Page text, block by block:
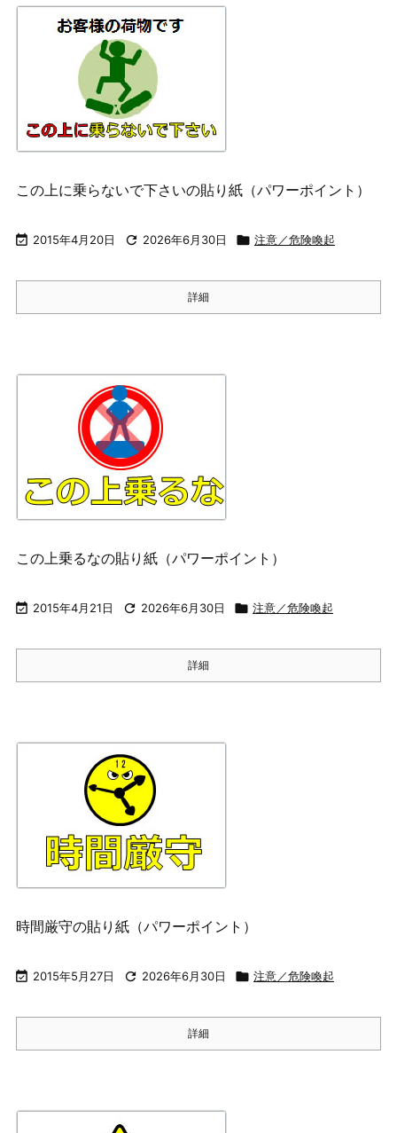
この上に乗らないで下さいの貼り紙（パワーポイント）
 2015年4月20日  2026年6月30日  注意／危険喚起
詳細
この上乗るなの貼り紙（パワーポイント）
 2015年4月21日  2026年6月30日  注意／危険喚起
詳細
時間厳守の貼り紙（パワーポイント）
 2015年5月27日  2026年6月30日  注意／危険喚起
詳細